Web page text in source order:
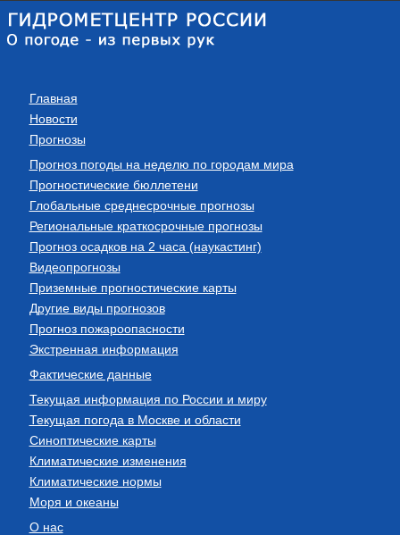
Главная
Новости
Прогнозы
Прогноз погоды на неделю по городам мира
Прогностические бюллетени
Глобальные среднесрочные прогнозы
Региональные краткосрочные прогнозы
Прогноз осадков на 2 часа (наукастинг)
Видеопрогнозы
Приземные прогностические карты
Другие виды прогнозов
Прогноз пожароопасности
Экстренная информация
Фактические данные
Текущая информация по России и миру
Текущая погода в Москве и области
Синоптические карты
Климатические изменения
Климатические нормы
Моря и океаны
О нас